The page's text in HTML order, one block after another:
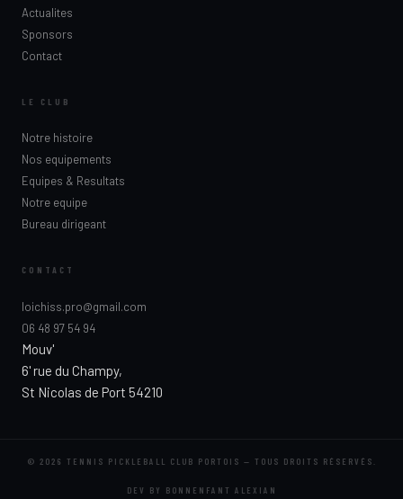
Actualites
Sponsors
Contact
LE CLUB
Notre histoire
Nos equipements
Equipes & Resultats
Notre equipe
Bureau dirigeant
CONTACT
loichiss.pro@gmail.com
06 48 97 54 94
Mouv'
6' rue du Champy,
St Nicolas de Port 54210
© 2026 TENNIS PICKLEBALL CLUB PORTOIS — TOUS DROITS RÉSERVÉS.
DEV BY BONNENFANT ALEXIAN